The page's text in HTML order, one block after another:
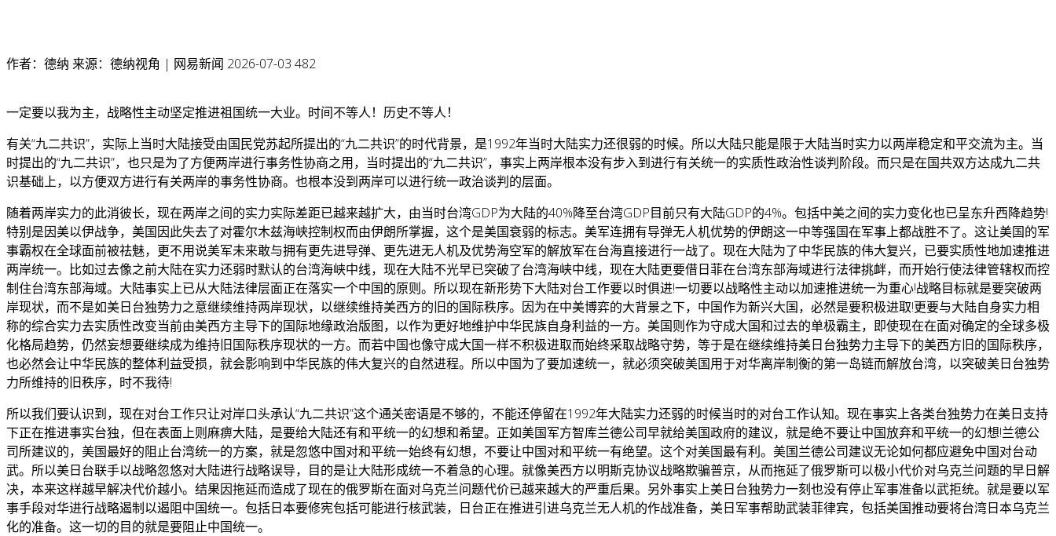
作者：德纳 来源：德纳视角 | 网易新闻 2026-07-03 482
一定要以我为主，战略性主动坚定推进祖国统一大业。时间不等人！历史不等人！
有关“九二共识”，实际上当时大陆接受由国民党苏起所提出的“九二共识”的时代背景，是1992年当时大陆实力还很弱的时候。所以大陆只能是限于大陆当时实力以两岸稳定和平交流为主。当
时提出的“九二共识”，也只是为了方便两岸进行事务性协商之用，当时提出的“九二共识”，事实上两岸根本没有步入到进行有关统一的实质性政治性谈判阶段。而只是在国共双方达成九二共
识基础上，以方便双方进行有关两岸的事务性协商。也根本没到两岸可以进行统一政治谈判的层面。
随着两岸实力的此消彼长，现在两岸之间的实力实际差距已越来越扩大，由当时台湾GDP为大陆的40%降至台湾GDP目前只有大陆GDP的4%。包括中美之间的实力变化也已呈东升西降趋势!
特别是因美以伊战争，美国因此失去了对霍尔木兹海峡控制权而由伊朗所掌握，这个是美国衰弱的标志。美军连拥有导弹无人机优势的伊朗这一中等强国在军事上都战胜不了。这让美国的军
事霸权在全球面前被祛魅，更不用说美军未来敢与拥有更先进导弹、更先进无人机及优势海空军的解放军在台海直接进行一战了。现在大陆为了中华民族的伟大复兴，已要实质性地加速推进
两岸统一。比如过去像之前大陆在实力还弱时默认的台湾海峡中线，现在大陆不光早已突破了台湾海峡中线，现在大陆更要借日菲在台湾东部海域进行法律挑衅，而开始行使法律管辖权而控
制住台湾东部海域。大陆事实上已从大陆法律层面正在落实一个中国的原则。所以现在新形势下大陆对台工作要以时俱进!一切要以战略性主动以加速推进统一为重心!战略目标就是要突破两
岸现状，而不是如美日台独势力之意继续维持两岸现状，以继续维持美西方的旧的国际秩序。因为在中美博弈的大背景之下，中国作为新兴大国，必然是要积极进取!更要与大陆自身实力相
称的综合实力去实质性改变当前由美西方主导下的国际地缘政治版图，以作为更好地维护中华民族自身利益的一方。美国则作为守成大国和过去的单极霸主，即使现在在面对确定的全球多极
化格局趋势，仍然妄想要继续成为维持旧国际秩序现状的一方。而若中国也像守成大国一样不积极进取而始终采取战略守势，等于是在继续维持美日台独势力主导下的美西方旧的国际秩序，
也必然会让中华民族的整体利益受损，就会影响到中华民族的伟大复兴的自然进程。所以中国为了要加速统一，就必须突破美国用于对华离岸制衡的第一岛链而解放台湾，以突破美日台独势
力所维持的旧秩序，时不我待!
所以我们要认识到，现在对台工作只让对岸口头承认“九二共识”这个通关密语是不够的，不能还停留在1992年大陆实力还弱的时候当时的对台工作认知。现在事实上各类台独势力在美日支持
下正在推进事实台独，但在表面上则麻痹大陆，是要给大陆还有和平统一的幻想和希望。正如美国军方智库兰德公司早就给美国政府的建议，就是绝不要让中国放弃和平统一的幻想!兰德公
司所建议的，美国最好的阻止台湾统一的方案，就是忽悠中国对和平统一始终有幻想，不要让中国对和平统一有绝望。这个对美国最有利。美国兰德公司建议无论如何都应避免中国对台动
武。所以美日台联手以战略忽悠对大陆进行战略误导，目的是让大陆形成统一不着急的心理。就像美西方以明斯克协议战略欺骗普京，从而拖延了俄罗斯可以极小代价对乌克兰问题的早日解
决，本来这样越早解决代价越小。结果因拖延而造成了现在的俄罗斯在面对乌克兰问题代价已越来越大的严重后果。另外事实上美日台独势力一刻也没有停止军事准备以武拒统。就是要以军
事手段对华进行战略遏制以遏阻中国统一。包括日本要修宪包括可能进行核武装，日台正在推进引进乌克兰无人机的作战准备，美日军事帮助武装菲律宾，包括美国推动要将台湾日本乌克兰
化的准备。这一切的目的就是要阻止中国统一。